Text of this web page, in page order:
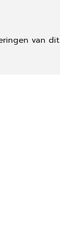
van dit